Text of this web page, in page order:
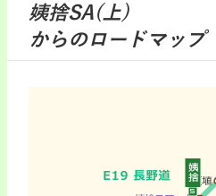
姨捨SA(上)
からのロードマップ